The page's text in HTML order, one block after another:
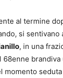
al termine
si sentivano
, in una
68enne brandiva
momento